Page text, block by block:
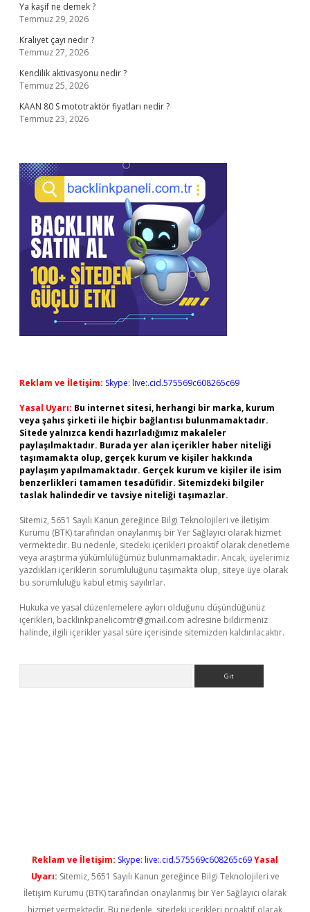
Ya kaşif ne demek ?
Temmuz 29, 2026
Kraliyet çayı nedir ?
Temmuz 27, 2026
Kendilik aktivasyonu nedir ?
Temmuz 25, 2026
KAAN 80 S mototraktör fiyatları nedir ?
Temmuz 23, 2026
Reklam ve İletişim: Skype: live:.cid.575569c608265c69
Yasal Uyarı: Bu internet sitesi, herhangi bir marka, kurum
veya şahıs şirketi ile hiçbir bağlantısı bulunmamaktadır.
Sitede yalnızca kendi hazırladığımız makaleler
paylaşılmaktadır. Burada yer alan içerikler haber niteliği
taşımamakta olup, gerçek kurum ve kişiler hakkında
paylaşım yapılmamaktadır. Gerçek kurum ve kişiler ile isim
benzerlikleri tamamen tesadüfidir. Sitemizdeki bilgiler
taslak halindedir ve tavsiye niteliği taşımazlar.
Sitemiz, 5651 Sayılı Kanun gereğince Bilgi Teknolojileri ve İletişim
Kurumu (BTK) tarafından onaylanmış bir Yer Sağlayıcı olarak hizmet
vermektedir. Bu nedenle, sitedeki içerikleri proaktif olarak denetleme
veya araştırma yükümlülüğümüz bulunmamaktadır. Ancak, üyelerimiz
yazdıkları içeriklerin sorumluluğunu taşımakta olup, siteye üye olarak
bu sorumluluğu kabul etmiş sayılırlar.
Hukuka ve yasal düzenlemelere aykırı olduğunu düşündüğünüz
içerikleri, backlinkpanelicomtr@gmail.com adresine bildirmeniz
halinde, ilgili içerikler yasal süre içerisinde sitemizden kaldırılacaktır.
Reklam ve İletişim: Skype: live:.cid.575569c608265c69Yasal
Uyarı: Sitemiz, 5651 Sayılı Kanun gereğince Bilgi Teknolojileri ve
İletişim Kurumu (BTK) tarafından onaylanmış bir Yer Sağlayıcı olarak
hizmet vermektedir. Bu nedenle, sitedeki içerikleri proaktif olarak